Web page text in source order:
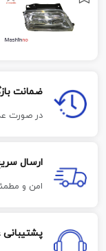
ضمانت
در صورت
ارسال
امن و
پشتیبانی